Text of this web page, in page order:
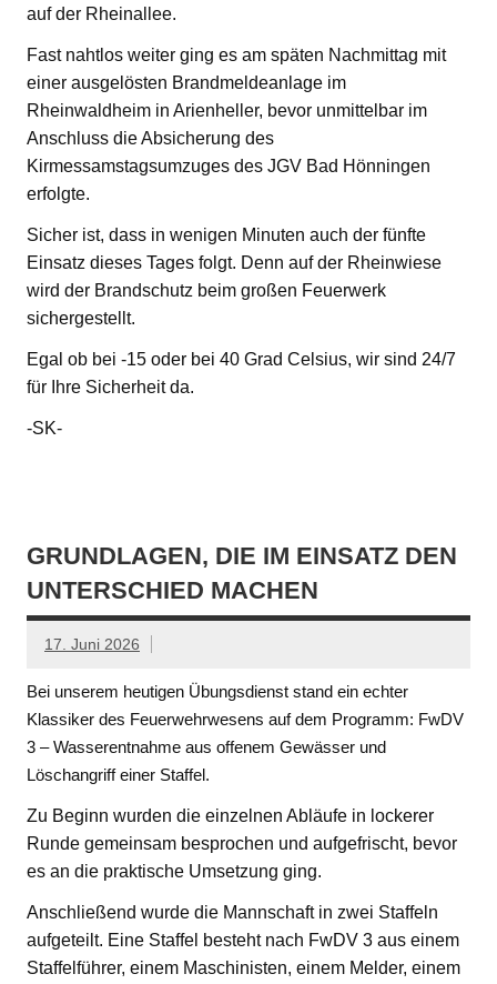
auf der Rheinallee.
Fast nahtlos weiter ging es am späten Nachmittag mit
einer ausgelösten Brandmeldeanlage im
Rheinwaldheim in Arienheller, bevor unmittelbar im
Anschluss die Absicherung des
Kirmessamstagsumzuges des JGV Bad Hönningen
erfolgte.
Sicher ist, dass in wenigen Minuten auch der fünfte
Einsatz dieses Tages folgt. Denn auf der Rheinwiese
wird der Brandschutz beim großen Feuerwerk
sichergestellt.
Egal ob bei -15 oder bei 40 Grad Celsius, wir sind 24/7
für Ihre Sicherheit da.
-SK-
GRUNDLAGEN, DIE IM EINSATZ DEN
UNTERSCHIED MACHEN
17. Juni 2026
Bei unserem heutigen Übungsdienst stand ein echter
Klassiker des Feuerwehrwesens auf dem Programm: FwDV
3 – Wasserentnahme aus offenem Gewässer und
Löschangriff einer Staffel.
Zu Beginn wurden die einzelnen Abläufe in lockerer
Runde gemeinsam besprochen und aufgefrischt, bevor
es an die praktische Umsetzung ging.
Anschließend wurde die Mannschaft in zwei Staffeln
aufgeteilt. Eine Staffel besteht nach FwDV 3 aus einem
Staffelführer, einem Maschinisten, einem Melder, einem